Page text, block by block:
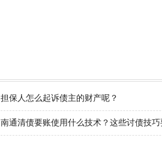
担保人怎么起诉债主的财产呢？
南通清债要账使用什么技术？这些讨债技巧